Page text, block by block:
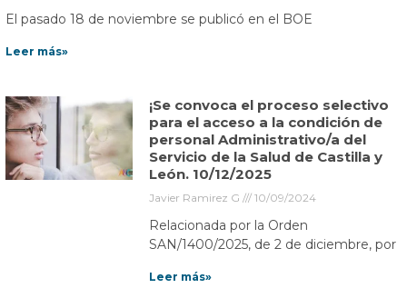
El pasado 18 de noviembre se publicó en el BOE
Leer más»
¡Se convoca el proceso selectivo
para el acceso a la condición de
personal Administrativo/a del
Servicio de la Salud de Castilla y
León. 10/12/2025
Javier Ramirez G 10/09/2024
Relacionada por la Orden
SAN/1400/2025, de 2 de diciembre, por
Leer más»